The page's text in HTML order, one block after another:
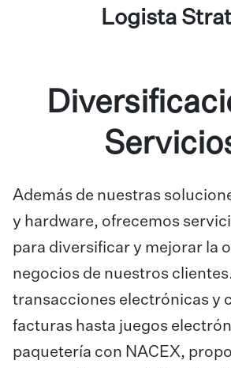
Logista
Además de nuestras
y hardware, ofrecemos
para diversificar y mejorar la
negocios de nuestros
transacciones electrónicas y
facturas hasta juegos
paquetería con NACEX,